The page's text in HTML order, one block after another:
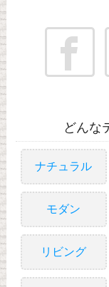
どんな
ナチュラル
モダン
リビング